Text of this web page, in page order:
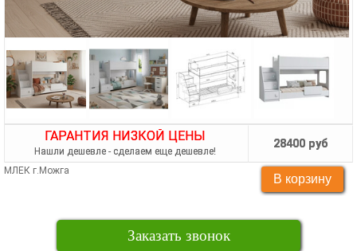
ГАРАНТИЯ НИЗКОЙ ЦЕНЫ
Нашли дешевле - сделаем еще дешевле!
28400 руб
МЛЕК г.Можга
Заказать звонок